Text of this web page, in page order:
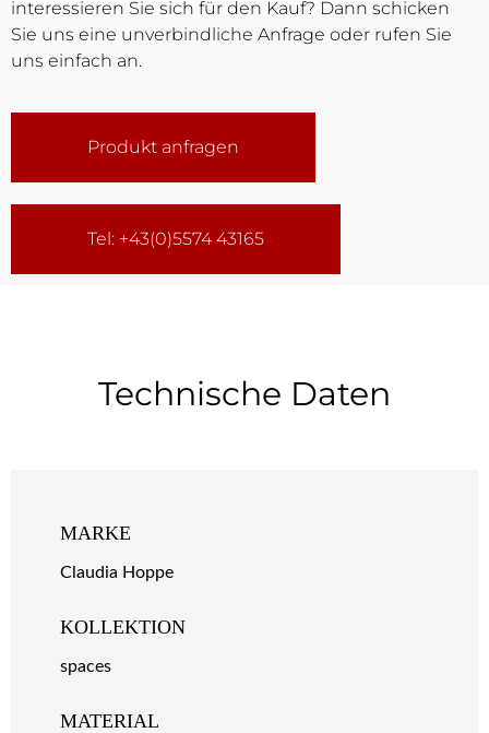
interessieren Sie sich für den Kauf? Dann schicken
Sie uns eine unverbindliche Anfrage oder rufen Sie
uns einfach an.
Produkt anfragen
Tel: +43(0)5574 43165
Technische Daten
MARKE
Claudia Hoppe
KOLLEKTION
spaces
MATERIAL